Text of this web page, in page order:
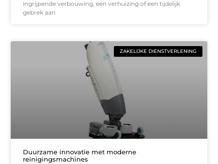
ingrijpende verbouwing, een verhuizing of een tijdelijk
gebrek aan
ZAKELIJKE DIENSTVERLENING
Duurzame innovatie met moderne
reinigingsmachines